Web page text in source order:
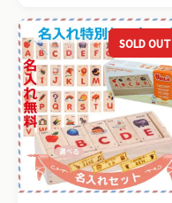
す。
SOLD OUT